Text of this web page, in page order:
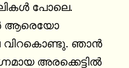
പോലെ.
ആരെയോ
വിറകൊണ്ടു. ഞാന്‍
അരക്കെട്ടില്‍